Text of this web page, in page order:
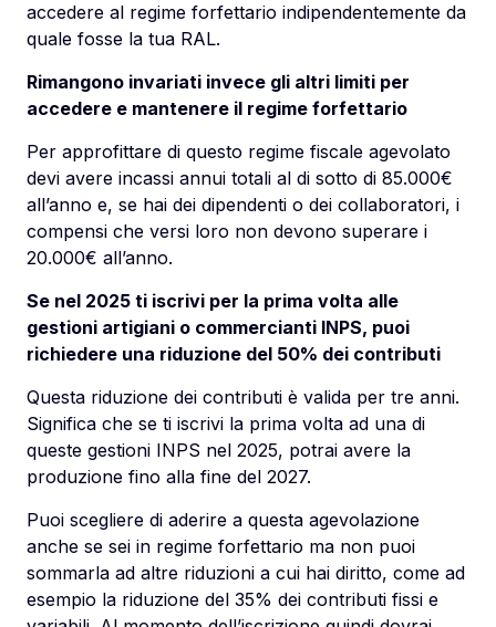
accedere al regime forfettario indipendentemente da
quale fosse la tua RAL.
Rimangono invariati invece gli altri limiti per
accedere e mantenere il regime forfettario
Per approfittare di questo regime fiscale agevolato
devi avere incassi annui totali al di sotto di 85.000€
all’anno e, se hai dei dipendenti o dei collaboratori, i
compensi che versi loro non devono superare i
20.000€ all’anno.
Se nel 2025 ti iscrivi per la prima volta alle
gestioni artigiani o commercianti INPS, puoi
richiedere una riduzione del 50% dei contributi
Questa riduzione dei contributi è valida per tre anni.
Significa che se ti iscrivi la prima volta ad una di
queste gestioni INPS nel 2025, potrai avere la
produzione fino alla fine del 2027.
Puoi scegliere di aderire a questa agevolazione
anche se sei in regime forfettario ma non puoi
sommarla ad altre riduzioni a cui hai diritto, come ad
esempio la riduzione del 35% dei contributi fissi e